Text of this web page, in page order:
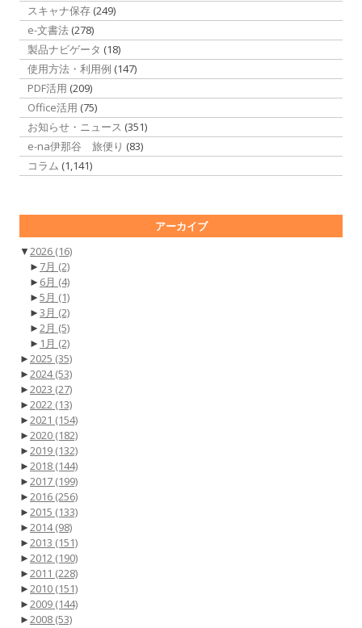
スキャナ保存 (249)
e-文書法 (278)
製品ナビゲータ (18)
使用方法・利用例 (147)
PDF活用 (209)
Office活用 (75)
お知らせ・ニュース (351)
e-na伊那谷 旅便り (83)
コラム (1,141)
アーカイブ
▼2026 (16)
► 7月 (2)
► 6月 (4)
►5月 (1)
►3月 (2)
►2月 (5)
► 1月 (2)
►2025 (35)
►2024(53)
►2023 (27)
►2022 (13)
►2021 (154)
►2020 (182)
►2019 (132)
►2018 (144)
►2017 (199)
►2016 (256)
►2015 (133)
►2014(98)
►2013 (151)
►2012 (190)
►2011 (228)
►2010 (151)
►2009 (144)
►2008 (53)